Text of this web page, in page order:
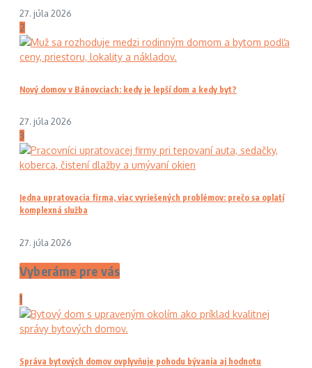
27. júla 2026
2
Nový domov v Bánovciach: kedy je lepší dom a kedy byt?
27. júla 2026
3
Jedna upratovacia firma, viac vyriešených problémov: prečo sa oplatí
komplexná služba
27. júla 2026
Vyberáme pre vás
1
Správa bytových domov ovplyvňuje pohodu bývania aj hodnotu